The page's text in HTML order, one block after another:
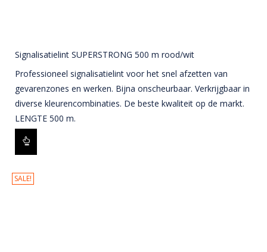
Signalisatielint SUPERSTRONG 500 m rood/wit
Professioneel signalisatielint voor het snel afzetten van
gevarenzones en werken. Bijna onscheurbaar. Verkrijgbaar in
diverse kleurencombinaties. De beste kwaliteit op de markt.
LENGTE 500 m.
SALE!